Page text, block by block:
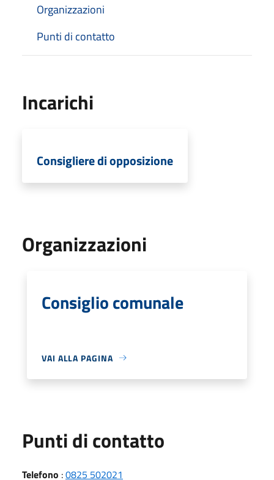
Organizzazioni
Punti di contatto
Incarichi
Consigliere di opposizione
Organizzazioni
Consiglio comunale
VAI ALLA PAGINA
Punti di contatto
Telefono :0825 502021